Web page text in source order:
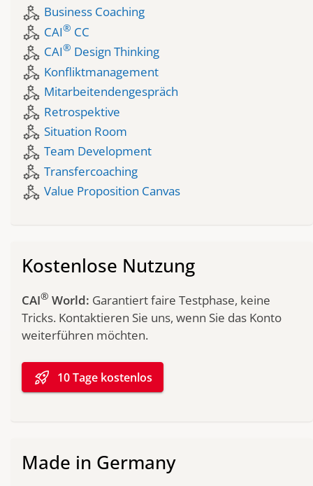
component_exchange Business Coaching
component_exchange CAI® CC
component_exchange CAI® Design Thinking
component_exchange Konfliktmanagement
component_exchange Mitarbeitendengespräch
component_exchange Retrospektive
component_exchange Situation Room
component_exchange Team Development
component_exchange Transfercoaching
component_exchange Value Proposition Canvas
Kostenlose Nutzung
CAI® World: Garantiert faire Testphase, keine
Tricks. Kontaktieren Sie uns, wenn Sie das Konto
weiterführen möchten.
rocket_launch 10 Tage kostenlos
Made in Germany